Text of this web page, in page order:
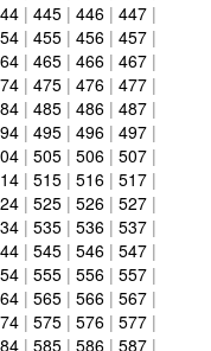
| 445 | 446 | 447 |
| 455 | 456 | 457 |
| 465 | 466 | 467 |
| 475 | 476 | 477 |
| 485 | 486 | 487 |
| 495 | 496 | 497 |
| 505 | 506 | 507 |
| 515 | 516 | 517 |
| 525 | 526 | 527 |
| 535 | 536 | 537 |
| 545 | 546 | 547 |
| 555 | 556 | 557 |
| 565 | 566 | 567 |
| 575 | 576 | 577 |
| 585 | 586 | 587 |